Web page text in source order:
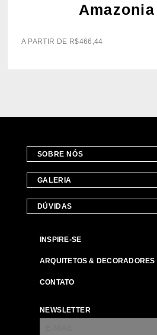
Amazonia
A PARTIR DE R$466,44
SOBRE NÓS
GALERIA
DÚVIDAS
INSPIRE-SE
ARQUITETOS & DECORADORES
CONTATO
NEWSLETTER